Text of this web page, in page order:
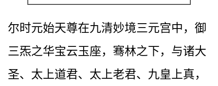
尔时元始天尊在九清妙境三元宫中，御
三炁之华宝云玉座，骞林之下，与诸大
圣、太上道君、太上老君、九皇上真，